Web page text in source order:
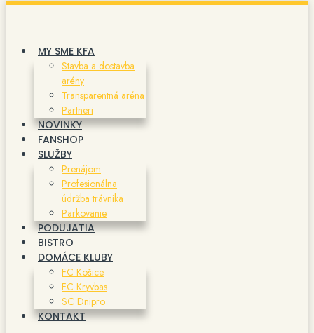
Preskočiť
MY SME KFA
Stavba a dostavba
arény
Transparentná aréna
Partneri
NOVINKY
FANSHOP
SLUŽBY
Prenájom
Profesionálna
údržba trávnika
Parkovanie
PODUJATIA
BISTRO
DOMÁCE KLUBY
FC Košice
FC Kryvbas
SC Dnipro
KONTAKT